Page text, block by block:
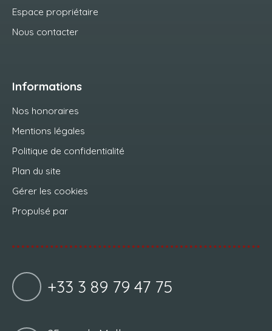
Espace propriétaire
Nous contacter
Informations
Nos honoraires
Mentions légales
Politique de confidentialité
Plan du site
Gérer les cookies
Propulsé par
+33 3 89 79 47 75